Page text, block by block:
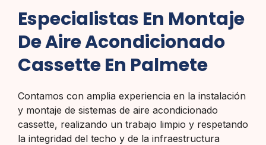
Especialistas En Montaje
De Aire Acondicionado
Cassette En Palmete
Contamos con amplia experiencia en la instalación
y montaje de sistemas de aire acondicionado
cassette, realizando un trabajo limpio y respetando
la integridad del techo y de la infraestructura